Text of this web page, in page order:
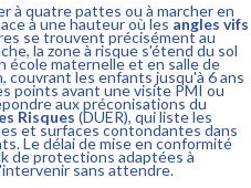
à quatre pattes ou à marcher en
à une hauteur où les angles vifs
se trouvent précisément au
la zone à risque s'étend du sol
école maternelle et en salle de
couvrant les enfants jusqu'à 6 ans
points avant une visite PMI ou
aux préconisations du
Risques (DUER), qui liste les
et surfaces contondantes dans
Le délai de mise en conformité
de protections adaptées à
sans attendre.